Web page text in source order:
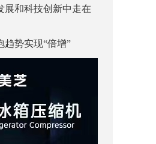
展和科技创新中走在
趋势实现“倍增”